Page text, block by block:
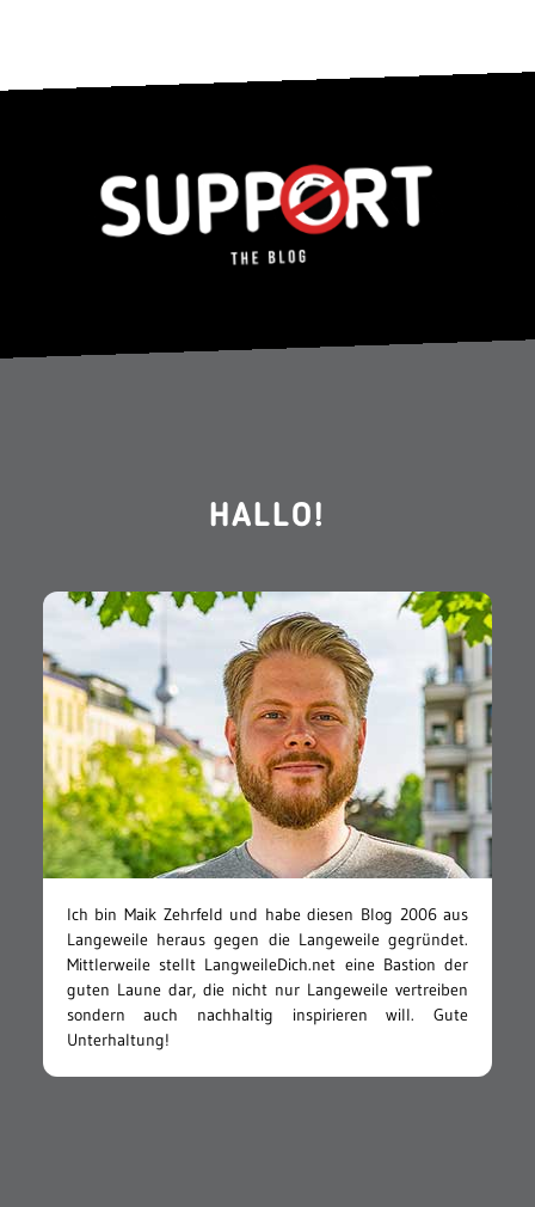
HALLO!
Ich bin Maik Zehrfeld und habe diesen Blog 2006 aus
Langeweile heraus gegen die Langeweile gegründet.
Mittlerweile stellt LangweileDich.net eine Bastion der
guten Laune dar, die nicht nur Langeweile vertreiben
sondern auch nachhaltig inspirieren will. Gute
Unterhaltung!